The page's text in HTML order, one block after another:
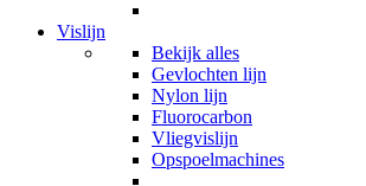
Vislijn
Bekijk alles
Gevlochten lijn
Nylon lijn
Fluorocarbon
Vliegvislijn
Opspoelmachines